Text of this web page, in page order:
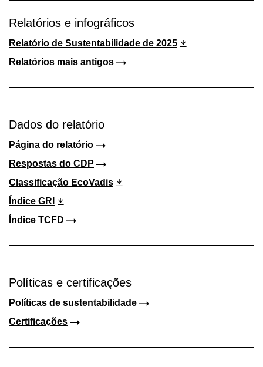
Relatórios e infográficos
Relatório de Sustentabilidade de 2025
Relatórios mais antigos
Dados do relatório
Página do relatório
Respostas do CDP
Classificação EcoVadis
Índice GRI
Índice TCFD
Políticas e certificações
Políticas de sustentabilidade
Certificações